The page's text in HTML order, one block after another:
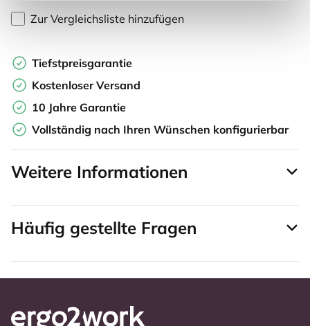
Zur Vergleichsliste hinzufügen
Tiefstpreisgarantie
Kostenloser Versand
10 Jahre Garantie
Vollständig nach Ihren Wünschen konfigurierbar
Weitere Informationen
Häufig gestellte Fragen